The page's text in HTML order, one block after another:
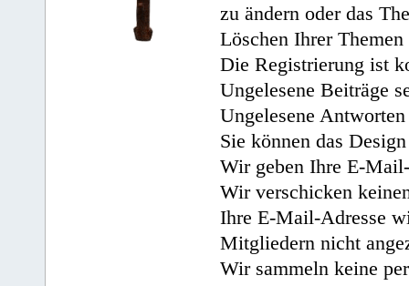
zu ändern oder das
Löschen Ihrer
Die Registrierung ist
Ungelesene Beiträge
Ungelesene
Sie können das
Wir geben Ihre E-
Wir verschicken
Ihre E-Mail-Adresse
Mitgliedern nicht
Wir sammeln keine